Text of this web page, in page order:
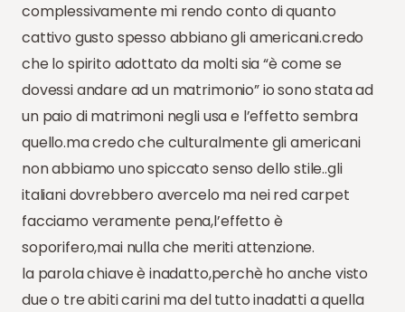
complessivamente mi rendo conto di quanto
cattivo gusto spesso abbiano gli americani.credo
che lo spirito adottato da molti sia “è come se
dovessi andare ad un matrimonio” io sono stata ad
un paio di matrimoni negli usa e l’effetto sembra
quello.ma credo che culturalmente gli americani
non abbiamo uno spiccato senso dello stile..gli
italiani dovrebbero avercelo ma nei red carpet
facciamo veramente pena,l’effetto è
soporifero,mai nulla che meriti attenzione.
la parola chiave è inadatto,perchè ho anche visto
due o tre abiti carini ma del tutto inadatti a quella